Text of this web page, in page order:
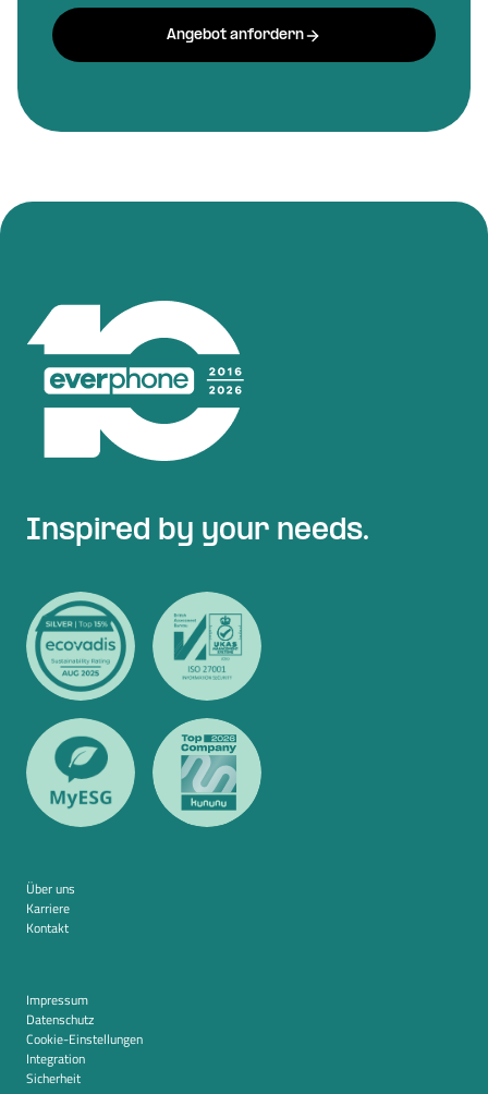
Angebot anfordern
Inspired by your needs.
Über uns
Karriere
Kontakt
Impressum
Datenschutz
Cookie-Einstellungen
Integration
Sicherheit